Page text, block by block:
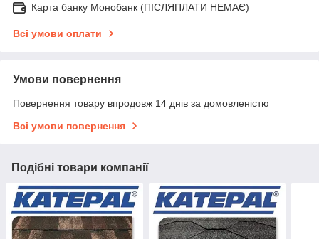
Карта банку Монобанк (ПІСЛЯПЛАТИ НЕМАЄ)
Всі умови оплати
Умови повернення
Повернення товару впродовж 14 днів за домовленістю
Всі умови повернення
Подібні товари компанії